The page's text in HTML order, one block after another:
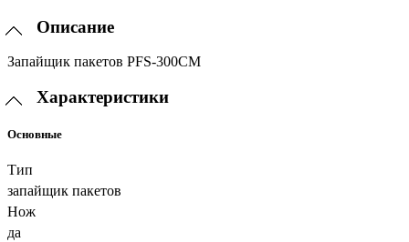
Описание
Запайщик пакетов PFS-300СМ
Характеристики
Основные
Тип
запайщик пакетов
Нож
да